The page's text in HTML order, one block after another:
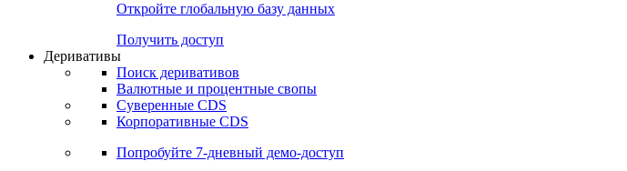
Откройте глобальную базу данных
Получить доступ
Деривативы
Поиск деривативов
Валютные и процентные свопы
Суверенные CDS
Корпоративные CDS
Попробуйте 7-дневный демо-доступ